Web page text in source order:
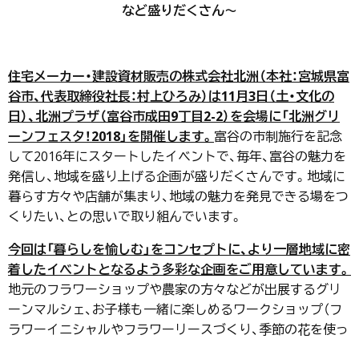
など盛りだくさん～
住宅メーカー・建設資材販売の株式会社北洲（本社：宮城県富
谷市、代表取締役社長：村上ひろみ）は11月3日（土・文化の
日）、北洲プラザ（富谷市成田9丁目2-2）を会場に「北洲グリ
ーンフェスタ！2018」を開催します。 富谷の市制施行を記念
して2016年にスタートしたイベントで、毎年、富谷の魅力を
発信し、地域を盛り上げる企画が盛りだくさんです。地域に
暮らす方々や店舗が集まり、地域の魅力を発見できる場をつ
くりたい、との思いで取り組んでいます。
今回は「暮らしを愉しむ」をコンセプトに、より一層地域に密
着したイベントとなるよう多彩な企画をご用意しています。
地元のフラワーショップや農家の方々などが出展するグリ
ーンマルシェ、お子様も一緒に楽しめるワークショップ（フ
ラワーイニシャルやフラワーリースづくり、季節の花を使っ